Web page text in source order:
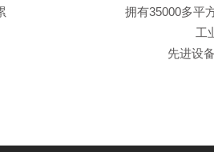
拥有35000多平
工
先进设